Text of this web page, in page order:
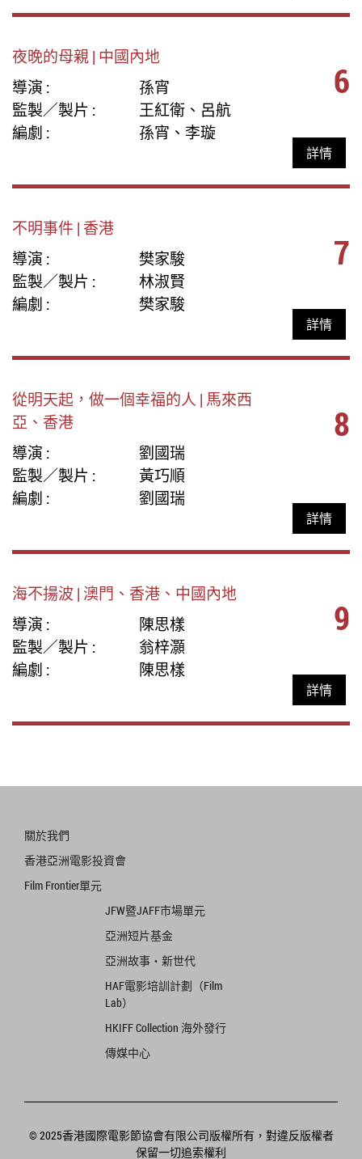
夜晚的母親 | 中國內地
導演 :
孫宵
監製／製片 :
王紅衛、呂航
編劇 :
孫宵、李璇
6
詳情
不明事件 | 香港
導演 :
樊家駿
監製／製片 :
林淑賢
編劇 :
樊家駿
7
詳情
從明天起，做一個幸福的人 | 馬來西
亞、香港
導演 :
劉國瑞
監製／製片 :
黃巧順
編劇 :
劉國瑞
8
詳情
海不揚波 | 澳門、香港、中國內地
導演 :
陳思樣
監製／製片 :
翁梓灝
編劇 :
陳思樣
9
詳情
關於我們
香港亞洲電影投資會
Film Frontier單元
JFW暨JAFF市場單元
亞洲短片基金
亞洲故事‧新世代
HAF電影培訓計劃（Film
Lab）
HKIFF Collection 海外發行
傳媒中心
© 2025香港國際電影節協會有限公司版權所有，對違反版權者
保留一切追索權利